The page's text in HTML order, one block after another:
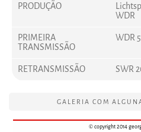
PRODUÇÃO
WDR
PRIMEIRA
TRANSMISSÃO
WDR
RETRANSMISSÃO SWR
GALERIA COM
© copyright 2014